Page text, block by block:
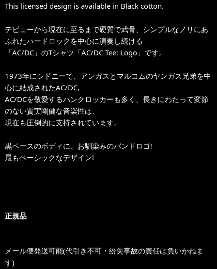
This licensed design is available in Black cotton.
デビューから現在に至るまで硬質で武骨、シンプルなノリにあ
ふれたハードロックを中心に演奏し続ける
「AC/DC」のTシャツ「AC/DC Tee: Logo」です。
1973年にシドニーで、アンガスとマルコムのヤンガス兄弟を中
心に結成されたAC/DC,
AC/DCを敬愛するパンクロッカーも多く、長きにわたって変節
のない質実剛健な音楽性は、
現在も圧倒的に支持されています。
黒ベースのボディに、お馴染みのバンドロゴ!
最もベーシックなデザイン!
正規品
メール便発送可能(代引き不可・紛失事故の責任は負いかねま
す)